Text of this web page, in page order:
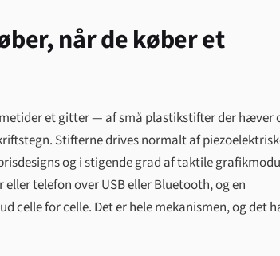
når de køber et
et gitter — af små plastikstifter der hæver
Stifterne drives normalt af
og i stigende grad af taktile
telefon over USB eller Bluetooth, og en
for celle. Det er hele mekanismen, og det